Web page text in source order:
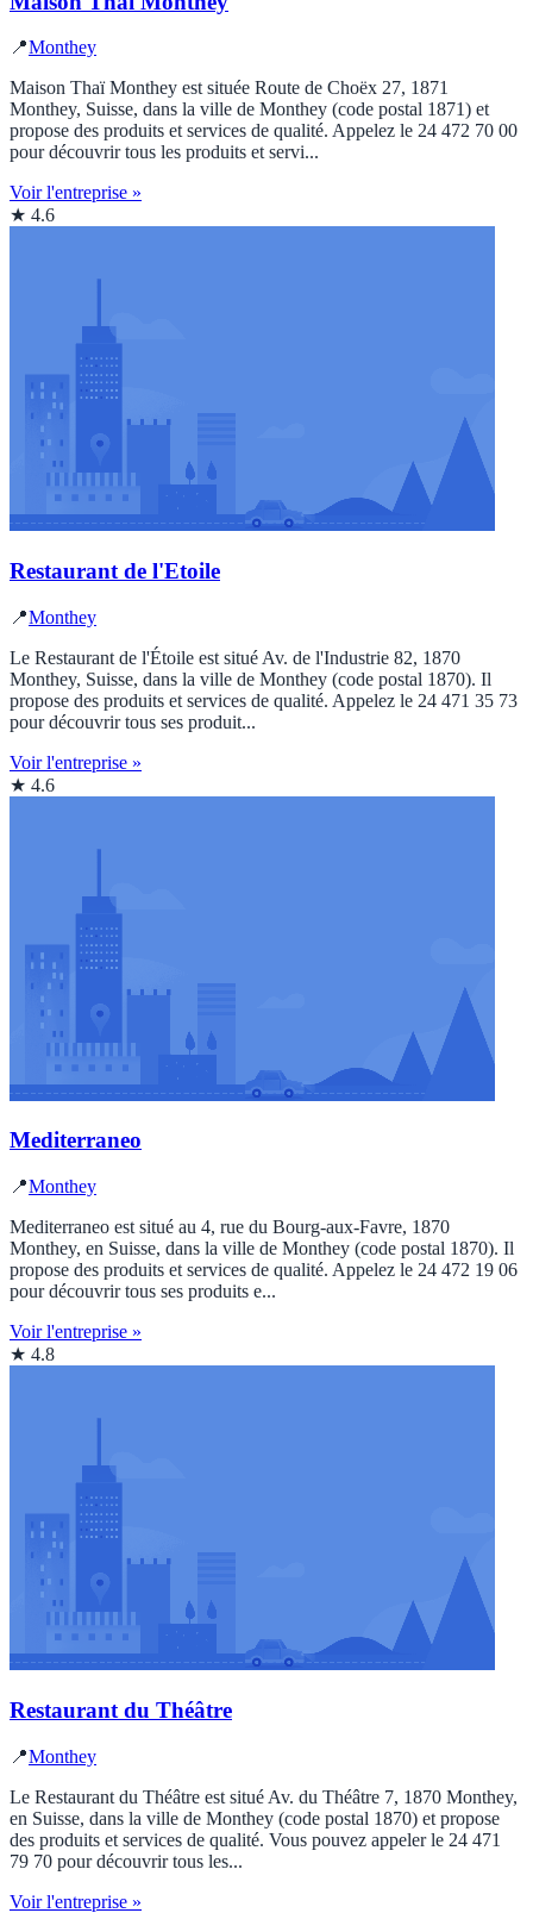
📍Monthey
Maison Thaï Monthey est située Route de Choëx 27, 1871
Monthey, Suisse, dans la ville de Monthey (code postal 1871) et
propose des produits et services de qualité. Appelez le 24 472 70 00
pour découvrir tous les produits et servi...
Voir l'entreprise »
★ 4.6
Restaurant de l'Etoile
📍Monthey
Le Restaurant de l'Étoile est situé Av. de l'Industrie 82, 1870
Monthey, Suisse, dans la ville de Monthey (code postal 1870). Il
propose des produits et services de qualité. Appelez le 24 471 35 73
pour découvrir tous ses produit...
Voir l'entreprise »
★ 4.6
Mediterraneo
📍Monthey
Mediterraneo est situé au 4, rue du Bourg-aux-Favre, 1870
Monthey, en Suisse, dans la ville de Monthey (code postal 1870). Il
propose des produits et services de qualité. Appelez le 24 472 19 06
pour découvrir tous ses produits e...
Voir l'entreprise »
★ 4.8
Restaurant du Théâtre
📍Monthey
Le Restaurant du Théâtre est situé Av. du Théâtre 7, 1870 Monthey,
en Suisse, dans la ville de Monthey (code postal 1870) et propose
des produits et services de qualité. Vous pouvez appeler le 24 471
79 70 pour découvrir tous les...
Voir l'entreprise »